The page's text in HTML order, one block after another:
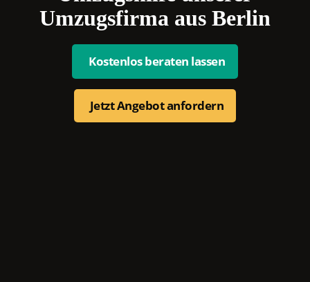
Umzugsfirma aus Berlin
Kostenlos beraten lassen
Jetzt Angebot anfordern